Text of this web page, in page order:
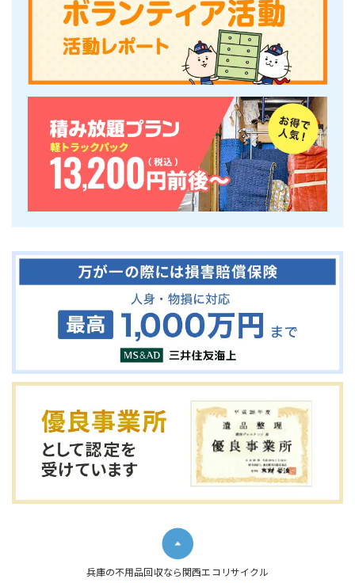
兵庫の不用品回収なら関西エコリサイクル